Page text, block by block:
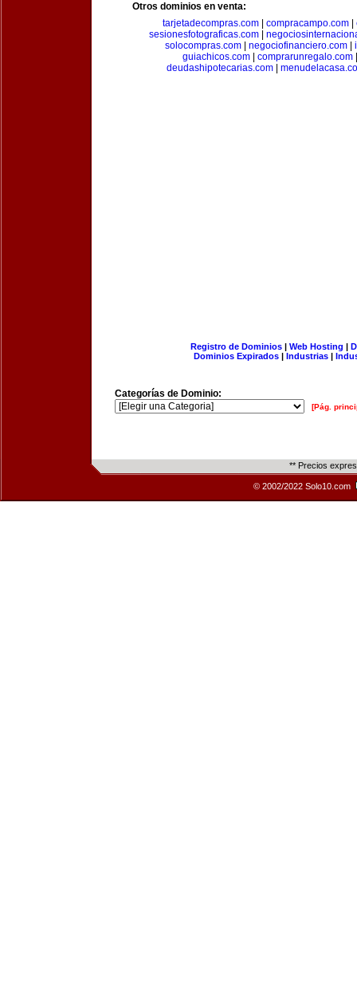
Otros dominios en venta:
tarjetadecompras.com
compracampo.com
sesionesfotograficas.com
solocompras.com| negociofinanciero.com|
guiachicos.com
comprarunregalo.com
deudashipotecarias.com|
Registro de Dominios| Web Hosting |
Dominios Expirados | Industrias |
Categorías de Dominio:
[Pág.
** Precios
© 2002/2022 Solo10.com